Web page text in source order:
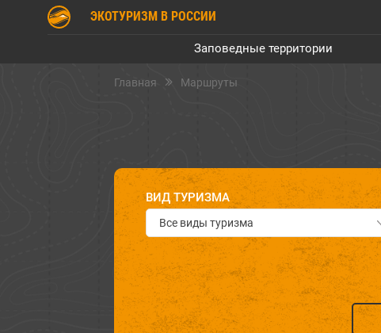
ЭКОТУРИЗМ В РОССИИ
Заповедные территории
Главная Маршруты
ВИД ТУРИЗМА
Все виды туризма
ДЛЯ КОГО МАРШРУТ
Всем